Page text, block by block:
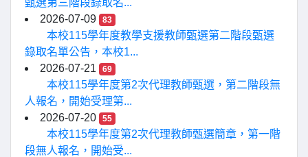
甄選第三階段錄取名...
2026-07-09
83
本校115學年度教學支援教師甄選第二階段甄選
錄取名單公告，本校1...
2026-07-21
69
本校115學年度第2次代理教師甄選，第二階段無
人報名，開始受理第...
2026-07-20
55
本校115學年度第2次代理教師甄選簡章，第一階
段無人報名，開始受...